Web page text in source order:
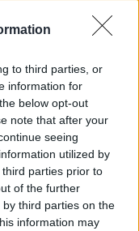
to third parties, or
information for
below opt-out
note that after your
seeing
utilized by
parties prior to
of the further
third parties on the
information may
τη
εξελιχθεί